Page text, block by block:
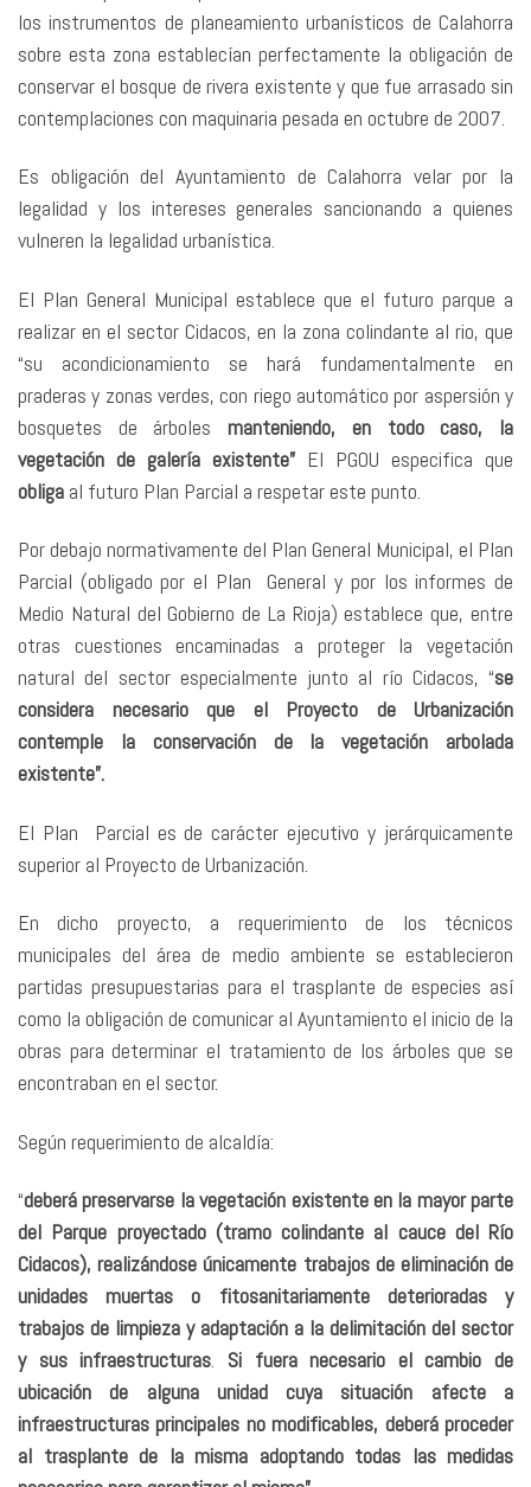
los instrumentos de planeamiento urbanísticos de Calahorra
sobre esta zona establecían perfectamente la obligación de
conservar el bosque de rivera existente y que fue arrasado sin
contemplaciones con maquinaria pesada en octubre de 2007.
Es obligación del Ayuntamiento de Calahorra velar por la
legalidad y los intereses generales sancionando a quienes
vulneren la legalidad urbanística.
El Plan General Municipal establece que el futuro parque a
realizar en el sector Cidacos, en la zona colindante al rio, que
“su acondicionamiento se hará fundamentalmente en
praderas y zonas verdes, con riego automático por aspersión y
bosquetes de árbolesmanteniendo, en todo caso, la
vegetación de galería existente” El PGOU especifica que
obliga al futuro Plan Parcial a respetar este punto.
Por debajo normativamente del Plan General Municipal, el Plan
Parcial (obligado por el Plan General y por los informes de
Medio Natural del Gobierno de La Rioja) establece que, entre
otras cuestiones encaminadas a proteger la vegetación
natural del sector especialmente junto al río Cidacos, “se
considera necesario que el Proyecto de Urbanización
contemple la conservación de la vegetación arbolada
existente”.
El Plan Parcial es de carácter ejecutivo y jerárquicamente
superior al Proyecto de Urbanización.
En dicho proyecto, a requerimiento de los técnicos
municipales del área de medio ambiente se establecieron
partidas presupuestarias para el trasplante de especies así
como la obligación de comunicar al Ayuntamiento el inicio de la
obras para determinar el tratamiento de los árboles que se
encontraban en el sector.
Según requerimiento de alcaldía:
“deberá preservarse la vegetación existente en la mayor parte
del Parque proyectado (tramo colindante al cauce del Río
Cidacos), realizándose únicamente trabajos de eliminación de
unidades muertas o fitosanitariamente deterioradas y
trabajos de limpieza y adaptación a la delimitación del sector
y sus infraestructuras. Si fuera necesario el cambio de
ubicación de alguna unidad cuya situación afecte a
infraestructuras principales no modificables, deberá proceder
al trasplante de la misma adoptando todas las medidas